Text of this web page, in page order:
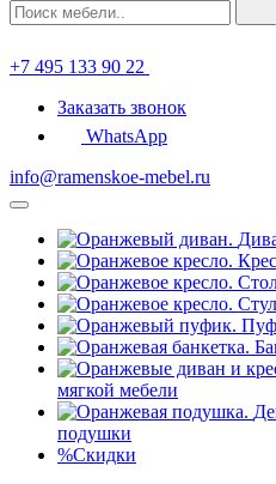
+7 495 133 90 22
Заказать звонок
WhatsApp
info@ramenskoe-mebel.ru
мягкой мебели
подушки
%Скидки